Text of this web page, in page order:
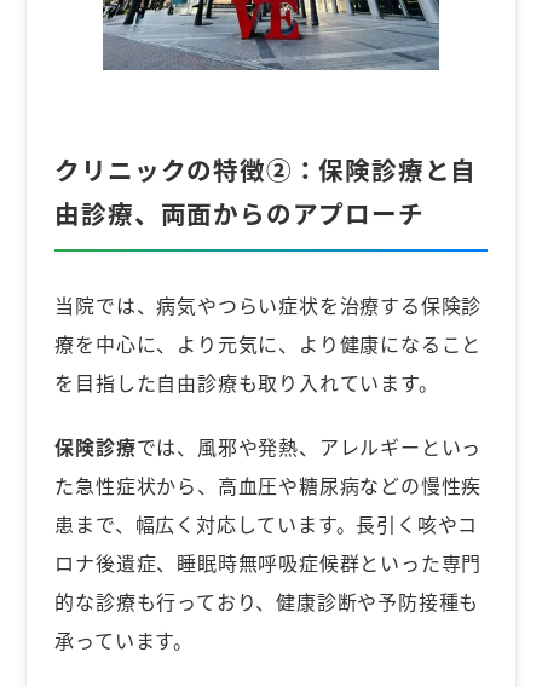
クリニックの特徴②：保険診療と自
由診療、両面からのアプローチ
当院では、病気やつらい症状を治療する保険診
療を中心に、より元気に、より健康になること
を目指した自由診療も取り入れています。
保険診療では、風邪や発熱、アレルギーといっ
た急性症状から、高血圧や糖尿病などの慢性疾
患まで、幅広く対応しています。長引く咳やコ
ロナ後遺症、睡眠時無呼吸症候群といった専門
的な診療も行っており、健康診断や予防接種も
承っています。